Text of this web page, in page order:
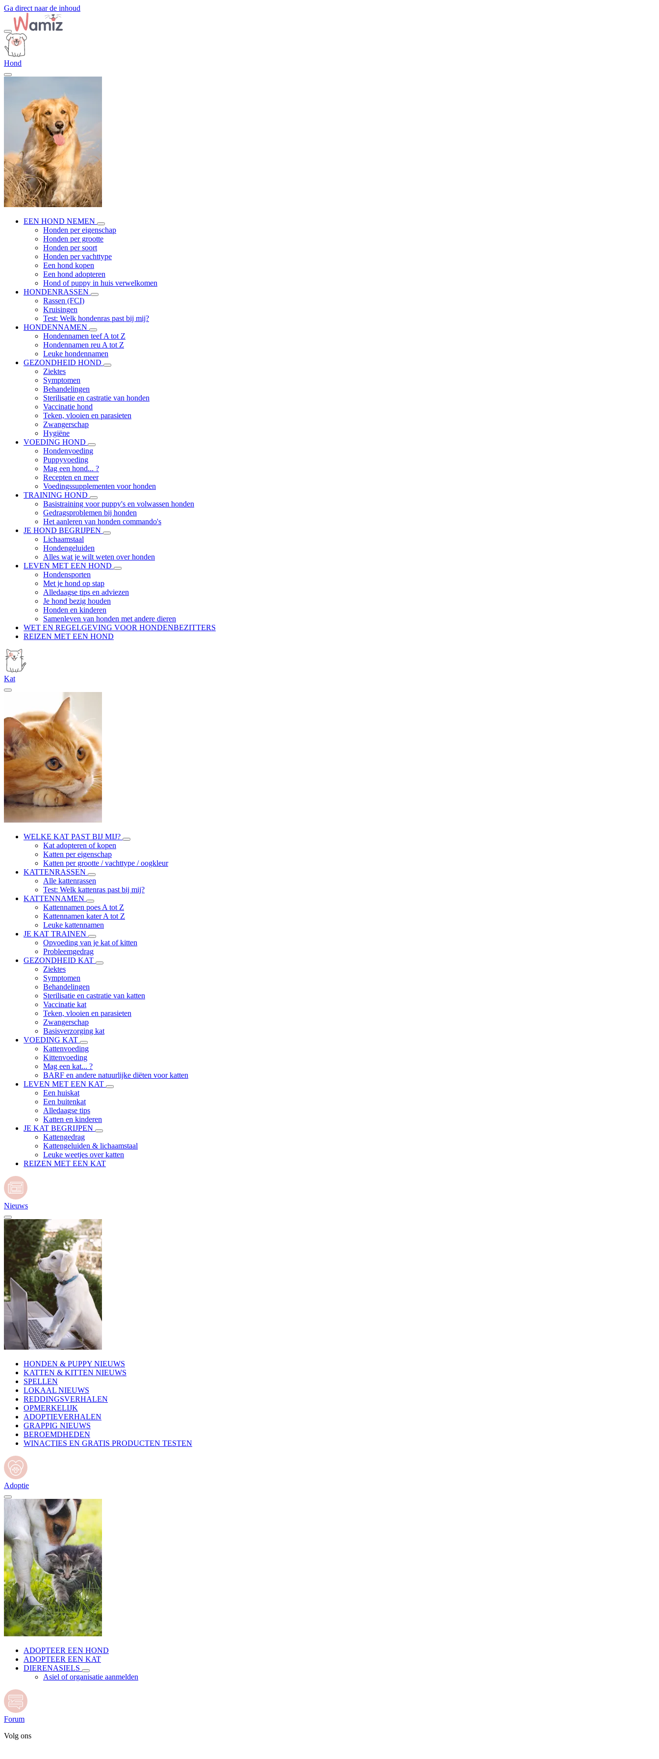
Ga direct naar de inhoud
Hond
EEN HOND NEMEN
Honden per eigenschap
Honden per grootte
Honden per soort
Honden per vachttype
Een hond kopen
Een hond adopteren
Hond of puppy in huis verwelkomen
HONDENRASSEN
Rassen (FCI)
Kruisingen
Test: Welk hondenras past bij mij?
HONDENNAMEN
Hondennamen teef A tot Z
Hondennamen reu A tot Z
Leuke hondennamen
GEZONDHEID HOND
Ziektes
Symptomen
Behandelingen
Sterilisatie en castratie van honden
Vaccinatie hond
Teken, vlooien en parasieten
Zwangerschap
Hygiëne
VOEDING HOND
Hondenvoeding
Puppyvoeding
Mag een hond... ?
Recepten en meer
Voedingssupplementen voor honden
TRAINING HOND
Basistraining voor puppy's en volwassen honden
Gedragsproblemen bij honden
Het aanleren van honden commando's
JE HOND BEGRIJPEN
Lichaamstaal
Hondengeluiden
Alles wat je wilt weten over honden
LEVEN MET EEN HOND
Hondensporten
Met je hond op stap
Alledaagse tips en adviezen
Je hond bezig houden
Honden en kinderen
Samenleven van honden met andere dieren
WET EN REGELGEVING VOOR HONDENBEZITTERS
REIZEN MET EEN HOND
Kat
WELKE KAT PAST BIJ MIJ?
Kat adopteren of kopen
Katten per eigenschap
Katten per grootte / vachttype / oogkleur
KATTENRASSEN
Alle kattenrassen
Test: Welk kattenras past bij mij?
KATTENNAMEN
Kattennamen poes A tot Z
Kattennamen kater A tot Z
Leuke kattennamen
JE KAT TRAINEN
Opvoeding van je kat of kitten
Probleemgedrag
GEZONDHEID KAT
Ziektes
Symptomen
Behandelingen
Sterilisatie en castratie van katten
Vaccinatie kat
Teken, vlooien en parasieten
Zwangerschap
Basisverzorging kat
VOEDING KAT
Kattenvoeding
Kittenvoeding
Mag een kat... ?
BARF en andere natuurlijke diëten voor katten
LEVEN MET EEN KAT
Een huiskat
Een buitenkat
Alledaagse tips
Katten en kinderen
JE KAT BEGRIJPEN
Kattengedrag
Kattengeluiden & lichaamstaal
Leuke weetjes over katten
REIZEN MET EEN KAT
Nieuws
HONDEN & PUPPY NIEUWS
KATTEN & KITTEN NIEUWS
SPELLEN
LOKAAL NIEUWS
REDDINGSVERHALEN
OPMERKELIJK
ADOPTIEVERHALEN
GRAPPIG NIEUWS
BEROEMDHEDEN
WINACTIES EN GRATIS PRODUCTEN TESTEN
Adoptie
ADOPTEER EEN HOND
ADOPTEER EEN KAT
DIERENASIELS
Asiel of organisatie aanmelden
Forum
Volg ons